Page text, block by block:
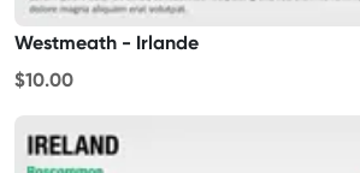
Westmeath - Irlande
$10.00